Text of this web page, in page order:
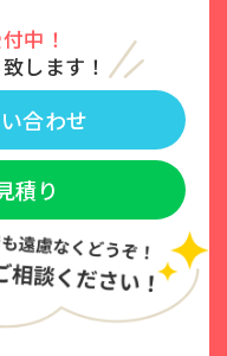
中！
します！
合わせ
積り